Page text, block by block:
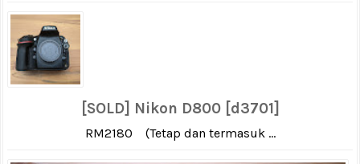
[SOLD] Nikon D800 [d3701]
RM2180 (Tetap dan termasuk ...